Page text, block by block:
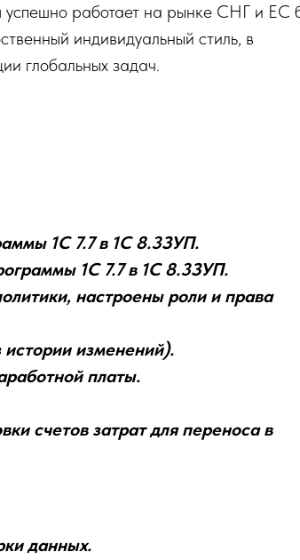
работает на рынке СНГ и ЕС
индивидуальный стиль, в
глобальных задач.
1С 7.7 в 1С 8.3ЗУП.
1С 7.7 в 1С 8.3ЗУП.
настроены роли и права
изменений).
платы.
счетов затрат для переноса в
данных.